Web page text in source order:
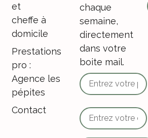
et
cheffe à
domicile
Prestations
pro :
Agence les
pépites
Contact
chaque
semaine,
directement
dans votre
boite mail.